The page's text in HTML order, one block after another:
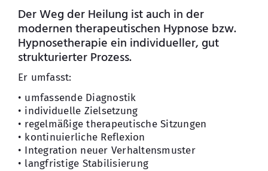
Der Weg der Heilung ist auch in der
modernen therapeutischen Hypnose bzw.
Hypnosetherapie ein individueller, gut
strukturierter Prozess.
Er umfasst:
• umfassende Diagnostik
• individuelle Zielsetzung
• regelmäßige therapeutische Sitzungen
• kontinuierliche Reflexion
• Integration neuer Verhaltensmuster
• langfristige Stabilisierung